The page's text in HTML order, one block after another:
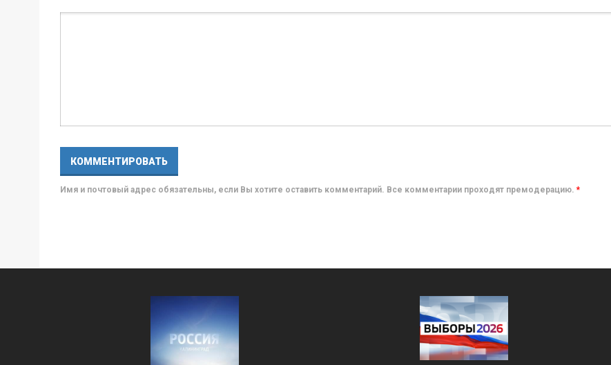
Имя и почтовый адрес обязательны, если Вы хотите оставить комментарий. Все комментарии проходят премодерацию. *